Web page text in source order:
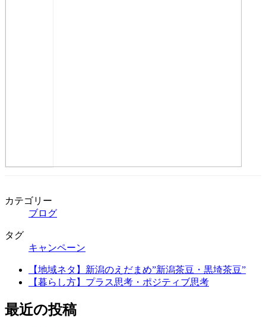
カテゴリー
ブログ
タグ
キャンペーン
【地域ネタ】新潟のえだまめ”新潟茶豆・黒埼茶豆”
【暮らし方】プラス思考・ポジティブ思考
最近の投稿